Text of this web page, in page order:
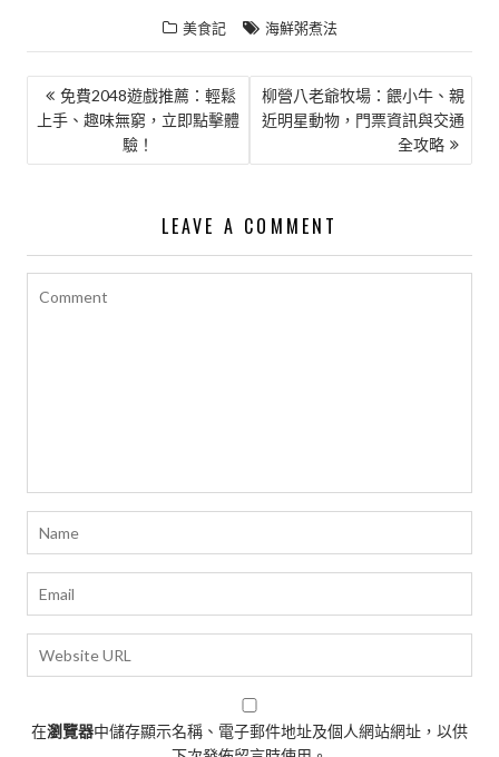
美食記 海鮮粥煮法
文
章
導
免費2048遊戲推薦：輕鬆
上手、趣味無窮，立即點擊體
驗！
柳營八老爺牧場：餵小牛、親
近明星動物，門票資訊與交通
全攻略
LEAVE A COMMENT
在瀏覽器中儲存顯示名稱、電子郵件地址及個人網站網址，以供